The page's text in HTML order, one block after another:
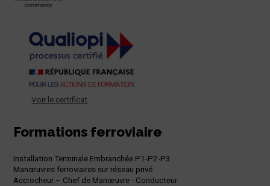
Voir le certificat
Formations ferroviaire
Installation Terminale Embranchée P1-P2-P3
Manœuvres ferroviaires sur réseau privé
Accrocheur – Chef de Manœuvre - Conducteur